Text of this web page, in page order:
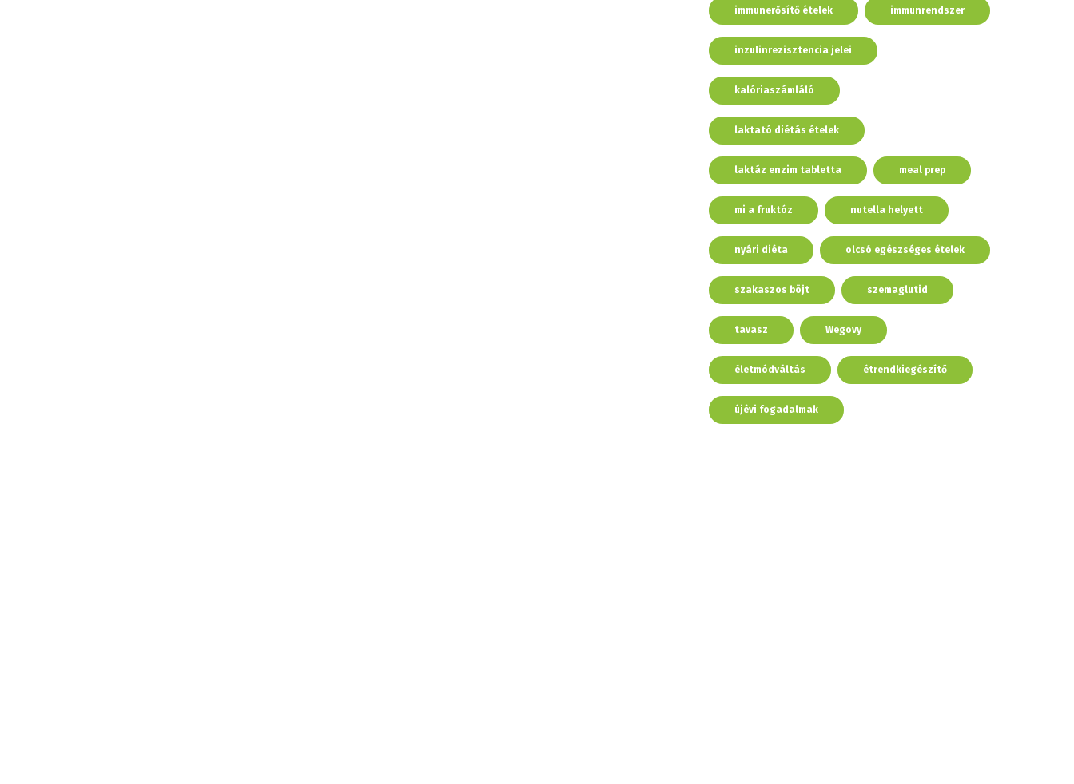
immunerősítő ételek immunrendszer
inzulinrezisztencia jelei
kalóriaszámláló
laktató diétás ételek
laktáz enzim tabletta meal prep
mi a fruktóz nutella helyett
nyári diéta olcsó egészséges ételek
szakaszos böjt szemaglutid
tavasz Wegovy
életmódváltás étrendkiegészítő
újévi fogadalmak